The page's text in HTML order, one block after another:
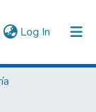
Log In (current)